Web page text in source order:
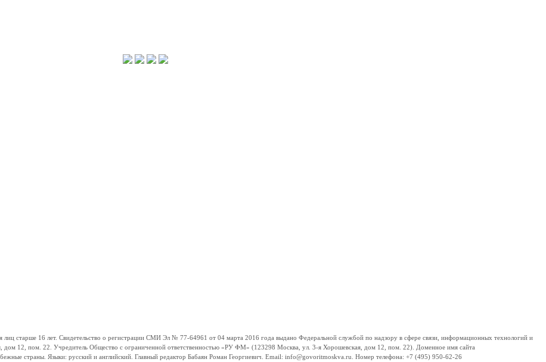
старше 16 лет. Свидетельство о регистрации СМИ Эл № 77-64961 от 04 марта 2016 года выдано Федеральной службой по надзору в сфере связи, информационных технологий и
12, пом. 22. Учредитель Общество с ограниченной ответственностью «РУ ФМ» (123298 Москва, ул. 3-я Хорошевская, дом 12, пом. 22). Доменное имя сайта
страны. Языки: русский и английский. Главный редактор Бабаян Роман Георгиевич. Email: info@govoritmoskva.ru. Номер телефона: +7 (495) 950-62-26